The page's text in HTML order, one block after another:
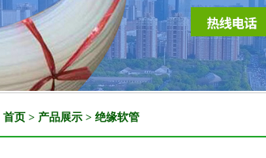
首页 > 产品展示 > 绝缘软管